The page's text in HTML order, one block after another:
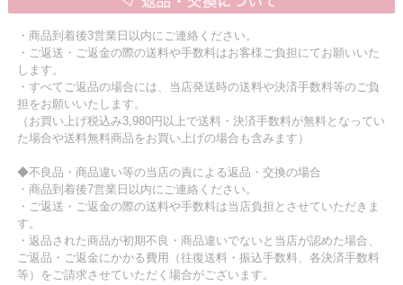
・商品到着後3営業日以内にご連絡ください。
・ご返送・ご返金の際の送料や手数料はお客様ご負担にてお願いいた
します。
・すべてご返品の場合には、当店発送時の送料や決済手数料等のご負
担をお願いいたします。
（お買い上げ税込み3,980円以上で送料・決済手数料が無料となってい
た場合や送料無料商品をお買い上げの場合も含みます）
◆不良品・商品違い等の当店の責による返品・交換の場合
・商品到着後7営業日以内にご連絡ください。
・ご返送・ご返金の際の送料や手数料は当店負担とさせていただきま
す。
・返品された商品が初期不良・商品違いでないと当店が認めた場合、
ご返品・ご返金にかかる費用（往復送料・振込手数料、各決済手数料
等）をご請求させていただく場合がございます。